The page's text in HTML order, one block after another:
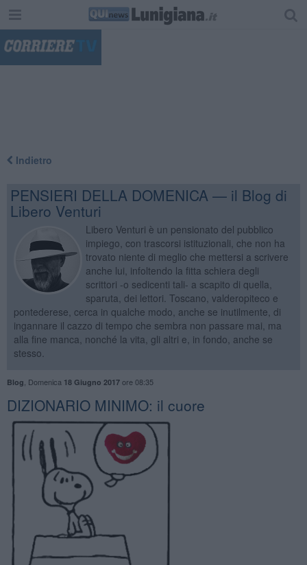
Indietro
PENSIERI DELLA DOMENICA — il Blog di
Libero Venturi
Libero Venturi è un pensionato del pubblico
impiego, con trascorsi istituzionali, che non ha
trovato niente di meglio che mettersi a scrivere
anche lui, infoltendo la fitta schiera degli
scrittori -o sedicenti tali- a scapito di quella,
sparuta, dei lettori. Toscano, valderopiteco e
pontederese, cerca in qualche modo, anche se inutilmente, di
ingannare il cazzo di tempo che sembra non passare mai, ma
alla fine manca, nonché la vita, gli altri e, in fondo, anche se
stesso.
Blog Domenica 18 Giugno 2017ore 08:35
DIZIONARIO MINIMO: il cuore